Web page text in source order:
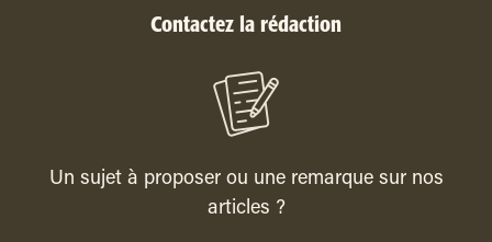
Contactez la rédaction
Un sujet à proposer ou une remarque sur nos
articles ?